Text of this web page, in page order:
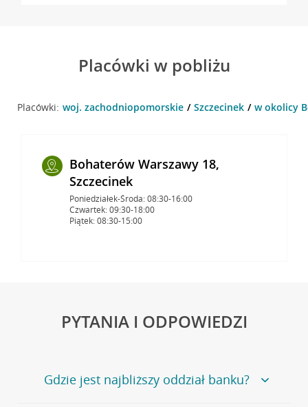
Placówki w pobliżu
Placówki: woj. zachodniopomorskie Szczecinek w okolicy
Bohaterów Warszawy 18,
Szczecinek
Poniedziałek-Środa: 08:30-16:00
Czwartek: 09:30-18:00
Piątek: 08:30-15:00
PYTANIA I ODPOWIEDZI
Gdzie jest najbliższy oddział banku?